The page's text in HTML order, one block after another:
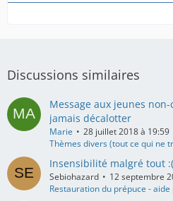
Discussions similaires
Message aux jeunes
jamais décalotter
Marie
28 juillet 2018 à 19:59
Thèmes divers (tout ce qui ne
Insensibilité malgré tout :(
Sebiohazard
12 septembre
Restauration du prépuce -